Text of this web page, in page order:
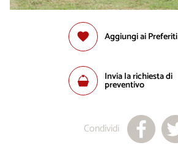
Aggiungi ai Preferiti
Invia la richiesta di
preventivo
Condividi